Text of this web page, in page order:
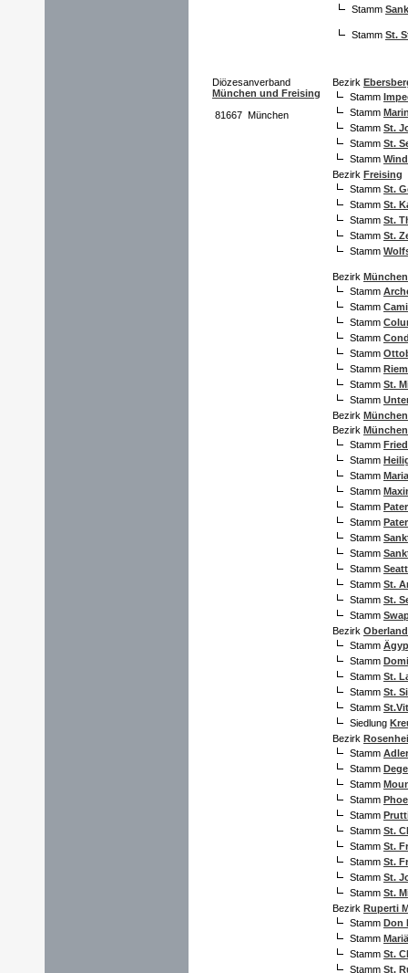
Stamm
Stamm St.
Diözesanverband
München und Freising
81667 München
Bezirk
Stamm
Stamm
Stamm St.
Stamm St.
Stamm
Bezirk Freising
Stamm St.
Stamm St.
Stamm St.
Stamm St.
Stamm
Bezirk
Stamm
Stamm
Stamm
Stamm
Stamm
Stamm Riem
Stamm St.
Stamm
Bezirk
Bezirk
Stamm
Stamm
Stamm
Stamm
Stamm
Stamm
Stamm
Stamm
Stamm
Stamm St.
Stamm St.
Stamm
Bezirk Oberland
Stamm
Stamm
Stamm St.
Stamm St.
Stamm
Siedlung
Bezirk
Stamm Adler
Stamm
Stamm
Stamm
Stamm
Stamm St.
Stamm St.
Stamm St.
Stamm St.
Stamm St.
Bezirk Ruperti
Stamm Don
Stamm
Stamm St.
Stamm St.